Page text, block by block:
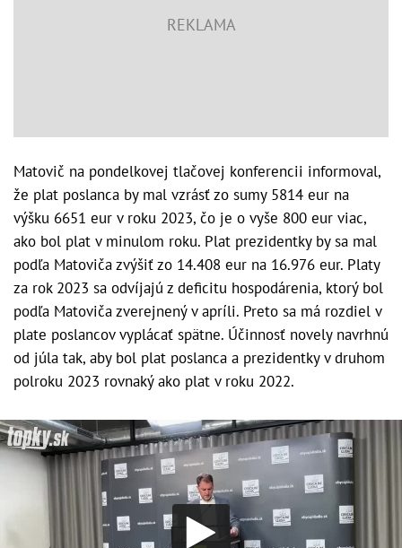
Matovič na pondelkovej tlačovej konferencii informoval,
že plat poslanca by mal vzrásť zo sumy 5814 eur na
výšku 6651 eur v roku 2023, čo je o vyše 800 eur viac,
ako bol plat v minulom roku. Plat prezidentky by sa mal
podľa Matoviča zvýšiť zo 14.408 eur na 16.976 eur. Platy
za rok 2023 sa odvíjajú z deficitu hospodárenia, ktorý bol
podľa Matoviča zverejnený v apríli. Preto sa má rozdiel v
plate poslancov vyplácať spätne. Účinnosť novely navrhnú
od júla tak, aby bol plat poslanca a prezidentky v druhom
polroku 2023 rovnaký ako plat v roku 2022.